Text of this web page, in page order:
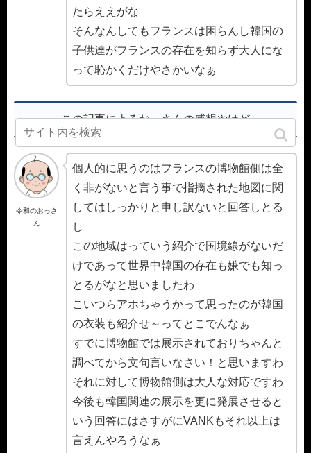
たらええがな
そんなんしてもフランスは困らんし韓国の
子供達がフランスの存在を知らず大人にな
って恥かくだけやさかいなぁ
この記事によるおっさんの感想やけど
令和のおっさ
ん
個人的に思うのはフランスの博物館側は全
く非がないと言う事で指摘された地図に関
してはしっかりと申し訳ないと回答しとる
し
この地域はっていう紹介で国境線がないだ
けであって世界中韓国の存在も嫌でも知っ
とるがなと思いましたわ
こいつらアホちゃうかって思ったのが韓国
の衣装も紹介せ～ってとこでんなぁ
すでに博物館では展示されておりちゃんと
調べてから文句言いなさい！と思いますわ
それに対して博物館側は大人な対応ですわ
今後も韓国関連の展示を更に発展させると
いう回答にはさすがにVANKもそれ以上は
言えんやろうなぁ